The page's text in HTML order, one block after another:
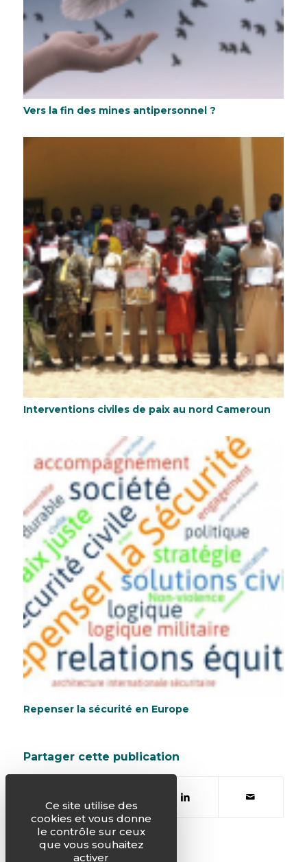
Vers la fin des mines antipersonnel ?
Interventions civiles de paix au nord Cameroun
Repenser la sécurité en Europe
Partager cette publication
Ce site utilise des
cookies et vous donne
le contrôle sur ceux
que vous souhaitez
activer